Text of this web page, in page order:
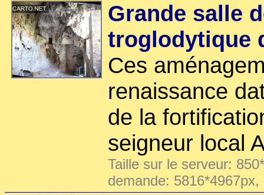
Grande salle
troglodytique
Ces
renaissance
de la
seigneur local
Taille sur le serveur:
demande: